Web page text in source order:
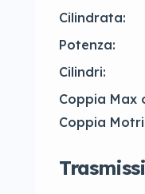
Cilindrata:
Potenza:
Cilindri:
Coppia Max
Coppia